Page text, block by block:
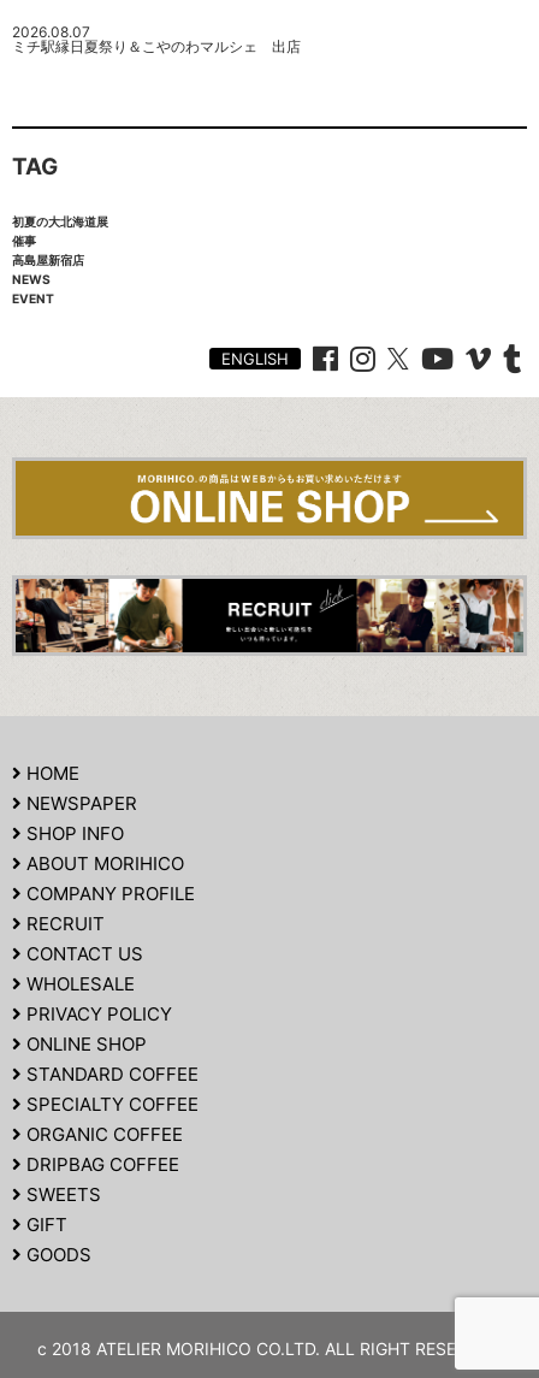
2026.08.07
ミチ駅縁日夏祭り＆こやのわマルシェ 出店
TAG
初夏の大北海道展
催事
高島屋新宿店
NEWS
EVENT
ENGLISH
HOME
NEWSPAPER
SHOP INFO
ABOUT MORIHICO
COMPANY PROFILE
RECRUIT
CONTACT US
WHOLESALE
PRIVACY POLICY
ONLINE SHOP
STANDARD COFFEE
SPECIALTY COFFEE
ORGANIC COFFEE
DRIPBAG COFFEE
SWEETS
GIFT
GOODS
c 2018 ATELIER MORIHICO CO.LTD. ALL RIGHT RESERVED.